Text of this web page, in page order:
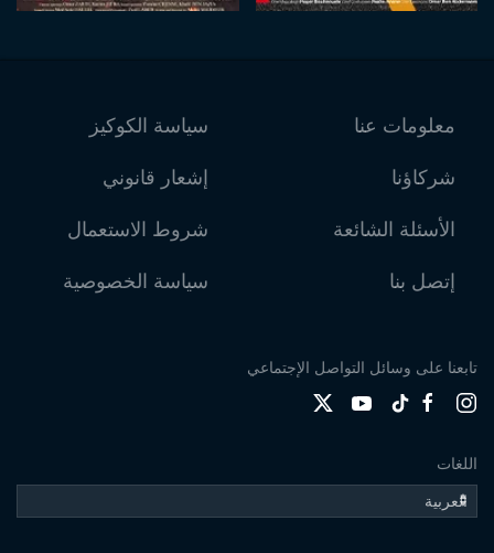
معلومات عنا
شركاؤنا
الأسئلة الشائعة
إتصل بنا
سياسة الكوكيز
إشعار قانوني
شروط الاستعمال
سياسة الخصوصية
تابعنا على وسائل التواصل الإجتماعي
اللغات